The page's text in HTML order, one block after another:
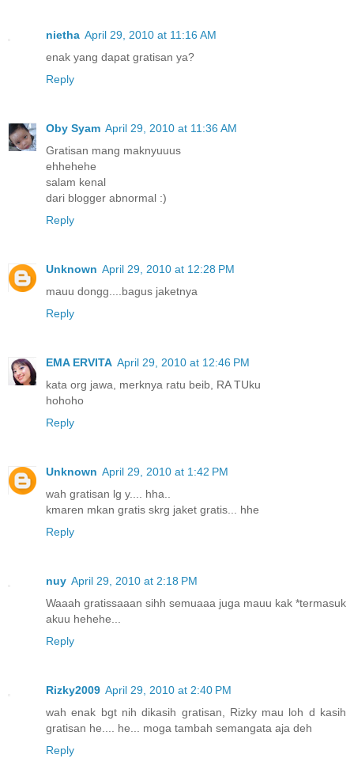
nietha April 29, 2010 at 11:16 AM
enak yang dapat gratisan ya?
Reply
Oby Syam April 29, 2010 at 11:36 AM
Gratisan mang maknyuuus
ehhehehe
salam kenal
dari blogger abnormal :)
Reply
Unknown April 29, 2010 at 12:28 PM
mauu dongg....bagus jaketnya
Reply
EMA ERVITA April 29, 2010 at 12:46 PM
kata org jawa, merknya ratu beib, RA TUku
hohoho
Reply
Unknown April 29, 2010 at 1:42 PM
wah gratisan lg y.... hha..
kmaren mkan gratis skrg jaket gratis... hhe
Reply
nuy April 29, 2010 at 2:18 PM
Waaah gratissaaan sihh semuaaa juga mauu kak *termasuk
akuu hehehe...
Reply
Rizky2009 April 29, 2010 at 2:40 PM
wah enak bgt nih dikasih gratisan, Rizky mau loh d kasih
gratisan he.... he... moga tambah semangata aja deh
Reply